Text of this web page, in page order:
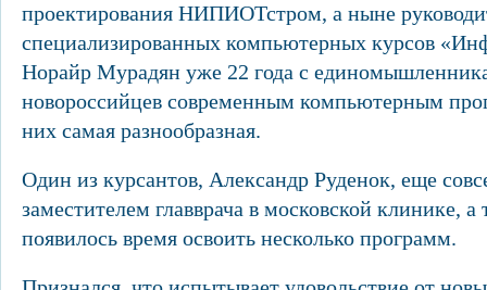
проектирования НИПИОТстром, а ныне
специализированных компьютерных курсов
Норайр Мурадян уже 22 года с
новороссийцев современным компьютерным
них самая разнообразная.
Один из курсантов, Александр Руденок, еще
заместителем главврача в московской клинике,
появилось время освоить несколько программ.